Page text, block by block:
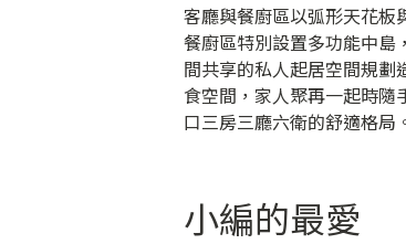
客廳與餐廚區以弧形天花板
餐廚區特別設置多功能中島
間共享的私人起居空間規
食空間，家人聚再一起時
口三房三廳六衛的舒適格局
小編的最愛